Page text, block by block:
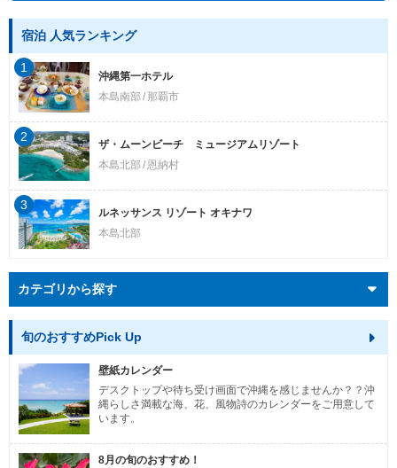
宿泊 人気ランキング
沖縄第一ホテル
本島南部
那覇市
1
ザ・ムーンビーチ ミュージアムリゾート
本島北部 恩納村
2
ルネッサンス リゾート オキナワ
本島北部
3
カテゴリから探す
旬のおすすめPick Up
壁紙カレンダー
デスクトップや待ち受け画面で沖縄を感じませんか？？沖
縄らしさ満載な海、花、風物詩のカレンダーをご用意して
います。
8月の旬のおすすめ！